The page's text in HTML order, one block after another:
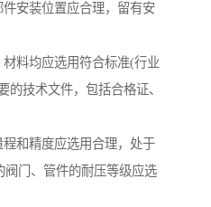
安装位置应合理，留有安
料均应选用符合标准(行业
的技术文件，包括合格证、
和精度应选用合理，处于
阀门、管件的耐压等级应选